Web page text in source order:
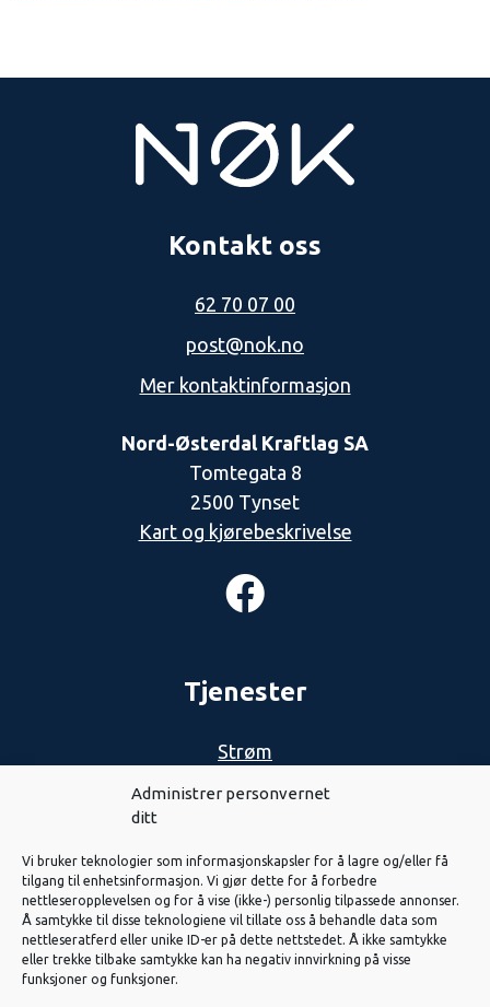
Administrer personvernet
ditt
Vi bruker teknologier som informasjonskapsler for å lagre og/eller få
tilgang til enhetsinformasjon. Vi gjør dette for å forbedre
nettleseropplevelsen og for å vise (ikke-) personlig tilpassede annonser.
Å samtykke til disse teknologiene vil tillate oss å behandle data som
nettleseratferd eller unike ID-er på dette nettstedet. Å ikke samtykke
eller trekke tilbake samtykke kan ha negativ innvirkning på visse
funksjoner og funksjoner.
Kontakt oss
62 70 07 00
post@nok.no
Mer kontaktinformasjon
Nord-Østerdal Kraftlag SA
Tomtegata 8
2500 Tynset
Kart og kjørebeskrivelse
Tjenester
Strøm
Nett
Solenergi
Eiendom
Fiber